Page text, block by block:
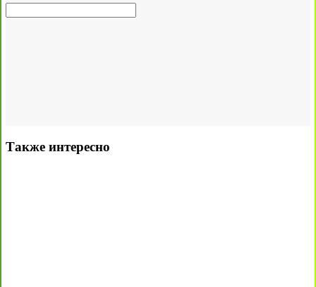
Также интересно